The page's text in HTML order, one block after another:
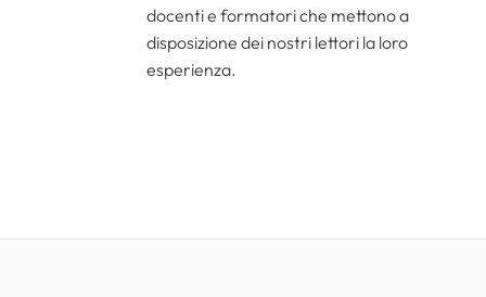
docenti e formatori che mettono a
disposizione dei nostri lettori la loro
esperienza.